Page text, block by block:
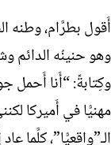
أَقول بطرَّام، وطنه
وهو حنينُه الدائم
وكِتابةً: “أَنا أَحمل
مهنيًّا في أَميركا
الـ”واقعيًّا”، كلَّما